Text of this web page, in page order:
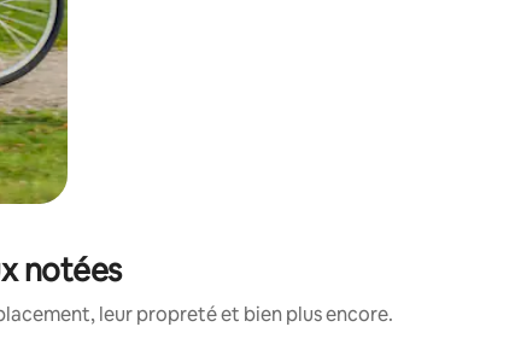
notées
leur propreté et bien plus encore.